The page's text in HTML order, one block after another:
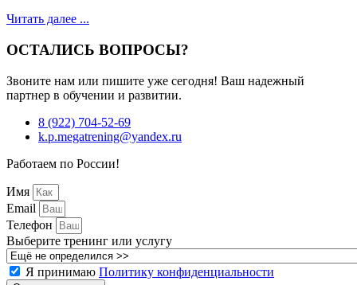
Читать далее ...
ОСТАЛИСЬ ВОПРОСЫ?
Звоните нам или пишите уже сегодня! Ваш надежный
партнер в обучении и развитии.
8 (922) 704-52-69
k.p.megatrening@yandex.ru
Работаем по России!
Имя
Email
Телефон
Выберите тренинг или услугу
Я принимаю Политику конфиденциальности